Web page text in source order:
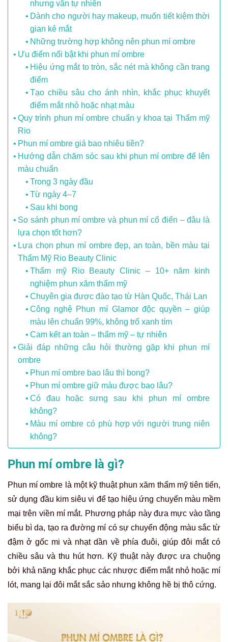
nhưng vẫn tự nhiên
Dành cho người hay makeup, muốn tiết kiệm thời
gian kẻ mắt
Những trường hợp không nên phun mí ombre
Ưu điểm nổi bật khi phun mí ombre
Hiệu ứng mắt to tròn, sắc nét mà không cần trang
điểm
Tạo chiều sâu cho ánh nhìn, khắc phục khuyết
điểm mắt nhỏ hoặc nhạt màu
Quy trình phun mí ombre chuẩn y khoa tại Thẩm mỹ
Rio
Phun mí ombre giá bao nhiêu tiền?
Hướng dẫn chăm sóc sau khi phun mí ombre để lên
màu chuẩn
Trong 3 ngày đầu
Từ ngày 4–7
Sau khi bong
So sánh phun mí ombre và phun mí cổ điển – đâu là
lựa chọn tốt hơn?
Lựa chọn phun mí ombre đẹp, an toàn, bền màu tại
Thẩm Mỹ Rio Beauty Clinic
Thẩm mỹ Rio Beauty Clinic – 10+ năm kinh
nghiệm phun xăm thẩm mỹ
Chuyên gia được đào tạo từ Hàn Quốc, Thái Lan
Công nghệ Phun mí Glamor độc quyền – giúp
màu lên chuẩn 99%, không trổ xanh tím
Cam kết an toàn – thẩm mỹ – tự nhiên
Giải đáp những câu hỏi thường gặp khi phun mí
ombre
Phun mí ombre bao lâu thì bong?
Phun mí ombre giữ màu được bao lâu?
Có đau hoặc sưng sau khi phun mí ombre
không?
Màu mí ombre có phù hợp với người trung niên
không?
Phun mí ombre là gì?
Phun mí ombre là một kỹ thuật phun xăm thẩm mỹ tiên tiến,
sử dụng đầu kim siêu vi để tạo hiệu ứng chuyển màu mềm
mại trên viền mí mắt. Phương pháp này đưa mực vào tầng
biểu bì da, tạo ra đường mí có sự chuyển động màu sắc từ
đậm ở gốc mi và nhạt dần về phía đuôi, giúp đôi mắt có
chiều sâu và thu hút hơn. Kỹ thuật này được ưa chuộng
bởi khả năng khắc phục các nhược điểm mắt nhỏ hoặc mí
lót, mang lại đôi mắt sắc sảo nhưng không hề bị thô cứng.